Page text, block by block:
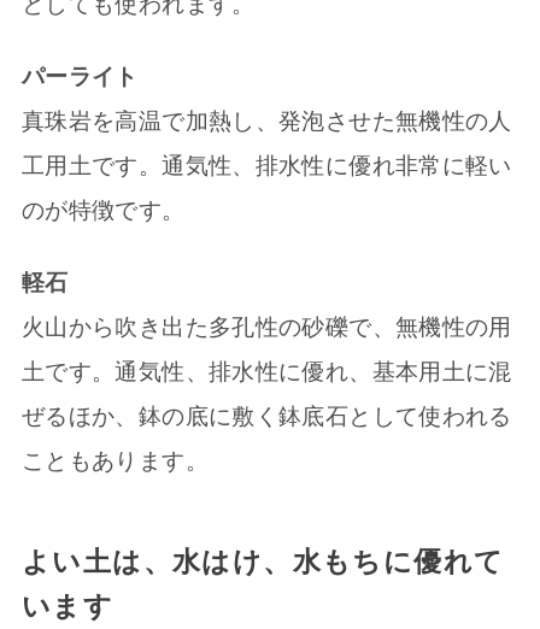
パーライト
真珠岩を高温で加熱し、発泡させた無機性の人
工用土です。通気性、排水性に優れ非常に軽い
のが特徴です。
軽石
火山から吹き出た多孔性の砂礫で、無機性の用
土です。通気性、排水性に優れ、基本用土に混
ぜるほか、鉢の底に敷く鉢底石として使われる
こともあります。
よい土は、水はけ、水もちに優れて
います